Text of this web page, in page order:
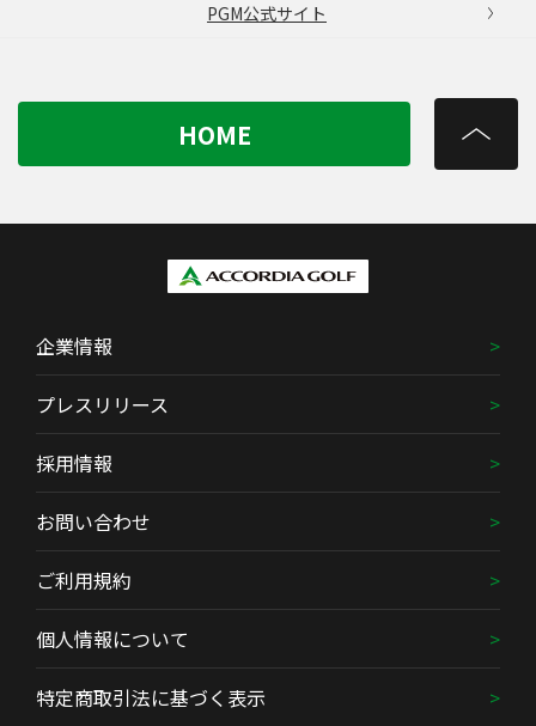
PGM公式サイト
HOME
企業情報
プレスリリース
採用情報
お問い合わせ
ご利用規約
個人情報について
特定商取引法に基づく表示